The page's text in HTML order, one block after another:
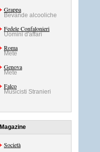
Grappa
Bevande alcooliche
Fedele Confalonieri
Uomini d'affari
Roma
Mete
Genova
Mete
Falco
Musicisti Stranieri
Magazine
Società